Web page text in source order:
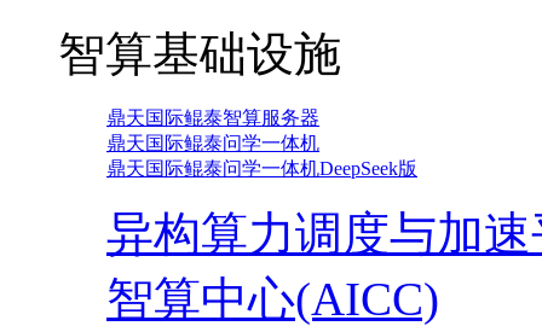
智算基础设施
鼎天国际鲲泰智算服务器
鼎天国际鲲泰问学一体机
鼎天国际鲲泰问学一体机DeepSeek版
异构算力调度与加
智算中心(AICC)